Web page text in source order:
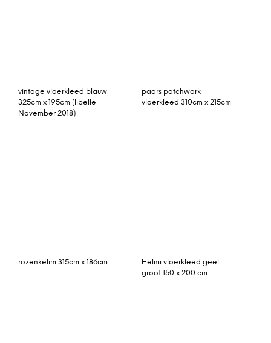
Patchwork vloerkleed,
blauw, 300cm x 200cm
patchwork vloerkleed
beige 241cm x 177cm
202cm hoogpolig
x 287cm